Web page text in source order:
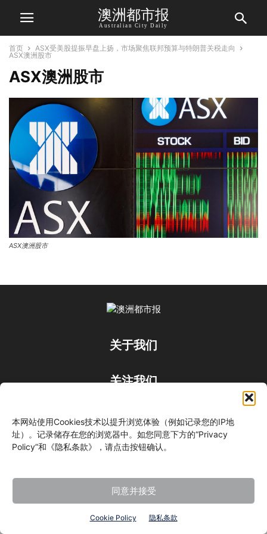
本网站使用Cookies技术以提升浏览体验（例如记录您的IP地
址）。记录储存在您的浏览器中。如您同意下方的“Privacy
Policy”和《隐私条款》，请点击按钮确认。
同意并接受
Cookie Policy 隐私条款
澳洲都市报
Australian City Daily
首页
ASX受美股提振早盘上扬，市场聚焦联邦预算与特朗普关税走向
ASX澳洲股市
ASX澳洲股市
ASX澳洲股市
关于我们
关注我们